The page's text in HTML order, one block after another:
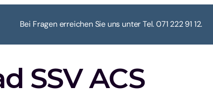
Bei Fragen erreichen Sie uns unter Tel. 071 222 91 12.
SSV ACS